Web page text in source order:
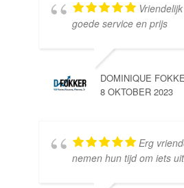
goede service en prijs
DOMINIQUE
8 OKTOBER 2023
Erg
nemen hun tijd om iets